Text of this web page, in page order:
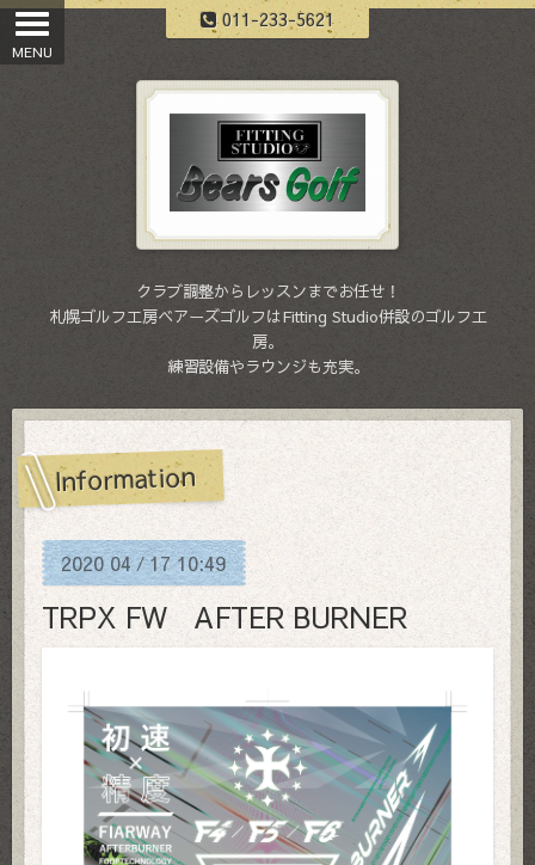
011-233-5621
クラブ調整からレッスンまでお任せ！
札幌ゴルフ工房ベアーズゴルフはFitting Studio併設のゴルフ工
房。
練習設備やラウンジも充実。
Information
2020 04/17 10:49
TRPX FW AFTER BURNER